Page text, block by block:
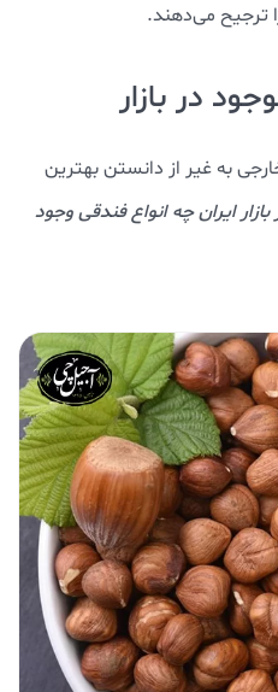
ترجیح می‌دهند.
در بازار
به غیر از دانستن بهترین
بازار ایران چه انواع فندقی وجود